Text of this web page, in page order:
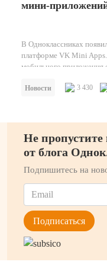
мини-
В Одноклассниках
платформе VK Mini Apps.
мобильного приложения
Новости 3 430
Не пропустите
от блога
Подпишитесь на